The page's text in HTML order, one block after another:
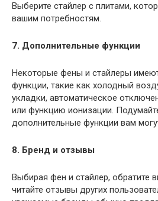
Выберите стайлер с плитами,
вашим потребностям.
7. Дополнительные функции
Некоторые фены и стайлеры
функции, такие как холодный
укладки, автоматическое
или функцию ионизации.
дополнительные функции вам
8. Бренд и отзывы
Выбирая фен и стайлер, обратите
читайте отзывы других